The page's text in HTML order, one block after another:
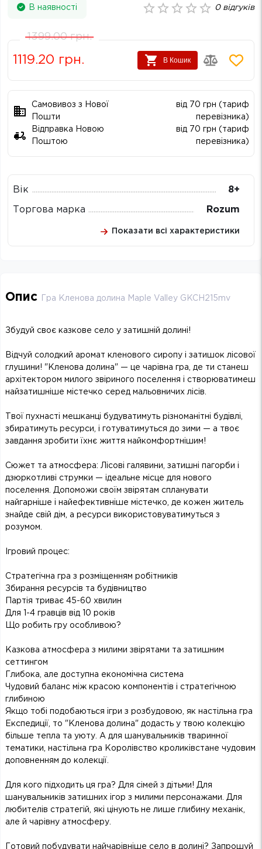
В наявності 0відгуків
1119.20 грн. В Кошик
1399.00грн.
Самовивоз з Нової
Пошти
від 70 грн (тариф
перевізника)
Відправка Новою
Поштою
від 70 грн (тариф
перевізника)
Вік 8+
Торгова марка Rozum
Показати всі характеристики
Опис Гра Кленова долина Maple Valley GKCH215mv
Збудуй своє казкове село у затишній долині!
Відчуй солодкий аромат кленового сиропу і затишок лісової
глушини! "Кленова долина" — це чарівна гра, де ти станеш
архітектором милого звіриного поселення і створюватимеш
найзатишніше містечко серед мальовничих лісів.
Твої пухнасті мешканці будуватимуть різноманітні будівлі,
збиратимуть ресурси, і готуватимуться до зими — а твоє
завдання зробити їхнє життя найкомфортнішим!
Сюжет та атмосфера: Лісові галявини, затишні пагорби і
дзюркотливі струмки — ідеальне місце для нового
поселення. Допоможи своїм звірятам спланувати
найгарніше і найефективніше містечко, де кожен житель
знайде свій дім, а ресурси використовуватимуться з
розумом.
Ігровий процес:
Стратегічна гра з розміщенням робітників
Збирання ресурсів та будівництво
Партія триває 45-60 хвилин
Для 1-4 гравців від 10 років
Що робить гру особливою?
Казкова атмосфера з милими звірятами та затишним
сеттингом
Глибока, але доступна економічна система
Чудовий баланс між красою компонентів і стратегічною
глибиною
Якщо тобі подобаються ігри з розбудовою, як настільна гра
Експедиції, то "Кленова долина" додасть у твою колекцію
більше тепла та уюту. А для шанувальників тваринної
тематики, настільна гра Королівство кроликівстане чудовим
доповненням до колекції.
Для кого підходить ця гра? Для сімей з дітьми! Для
шанувальників затишних ігор з милими персонажами. Для
любителів стратегій, які цінують не лише глибину механік,
але й чарівну атмосферу.
Готовий побудувати найчарівніше село в долині? Запрошуй